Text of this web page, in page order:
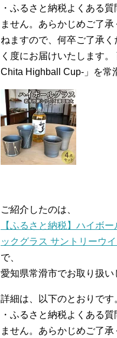
・ふるさと納税よくある
ません。あらかじめご了
ねますので、何卒ご了承
く度にお届けいたします
Chita Highball Cup-」を常
ご紹介したのは、
【ふるさと納税】ハイボ
ックグラス サントリーウ
で、
愛知県常滑市でお取り扱い
詳細は、以下のとおりです
・ふるさと納税よくある
ません。あらかじめご了